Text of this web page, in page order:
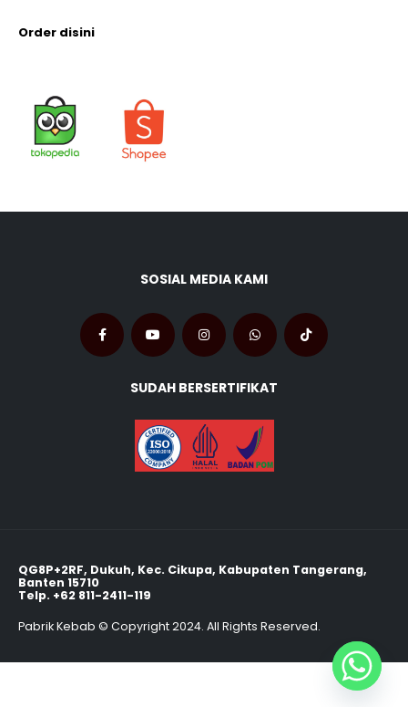
Order disini
SOSIAL MEDIA KAMI
SUDAH BERSERTIFIKAT
QG8P+2RF, Dukuh, Kec. Cikupa, Kabupaten Tangerang,
Banten 15710
Telp. +62 811-2411-119
Pabrik Kebab © Copyright 2024. All Rights Reserved.